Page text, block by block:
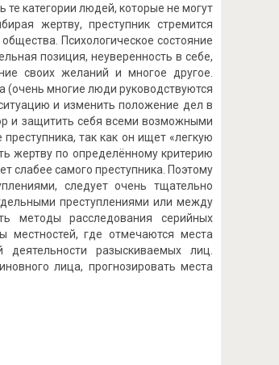
категории людей, которые не могут
жертву, преступник стремится
Психологическое состояние
позиция, неуверенность в себе,
своих желаний и многое другое.
(очень многие люди руководствуются
и изменить положение дел в
и защитить себя всеми возможными
так как он ищет «легкую
жертву по определённому критерию
слабее самого преступника. Поэтому
следует очень тщательно
преступлениями или между
методы расследования серийных
местностей, где отмечаются места
разыскиваемых лиц.
лица, прогнозировать места